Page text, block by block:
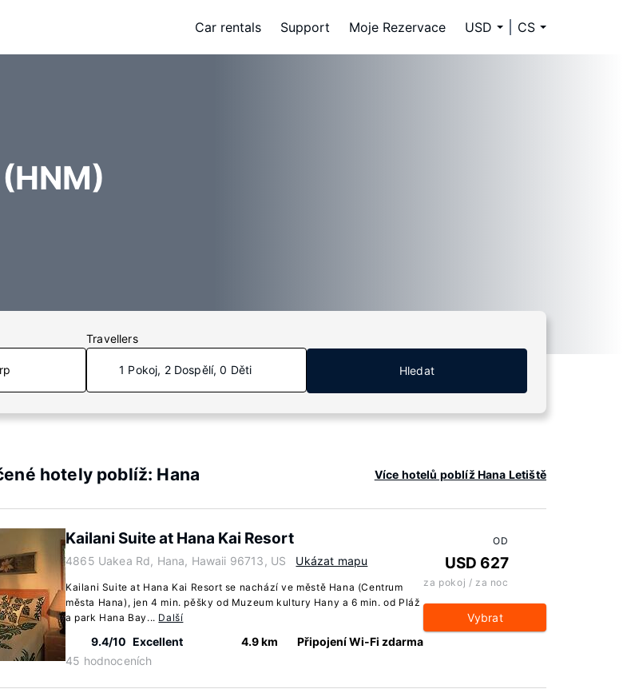
Car rentals Support Moje Rezervace USD CS
Travellers
1 Pokoj, 2 Dospělí, 0 Děti Hledat
hotely poblíž: Hana Více hotelů poblíž Hana Letiště
Kailani Suite at Hana Kai Resort
4865 Uakea Rd, Hana, Hawaii 96713, US Ukázat mapu
Kailani Suite at Hana Kai Resort se nachází ve městě Hana (Centrum
města Hana), jen 4 min. pěšky od Muzeum kultury Hany a 6 min. od Pláž
a park Hana Bay... Další
9.4/10 Excellent
45 hodnoceních
4.9 km Připojení Wi-Fi zdarma
OD
USD 627
za pokoj / za noc
Vybrat